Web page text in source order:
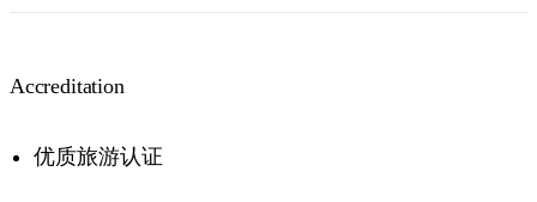
Accreditation
优质旅游认证